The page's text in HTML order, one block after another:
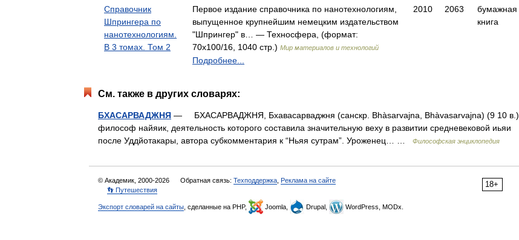
Справочник
Шпрингера по
нанотехнологиям.
В 3 томах. Том 2
Первое издание справочника по нанотехнологиям,
выпущенное крупнейшим немецким издательством
"Шпрингер" в… — Техносфера, (формат:
70x100/16, 1040 стр.) Мир материалов и технологий
Подробнее...
2010 2063
бумажная
книга
См. также в других словарях:
БХАСАРВАДЖНЯ — БХАСАРВАДЖНЯ, Бхавасарваджня (санскр. Bhàsarvajna, Bhàvasarvajna) (9 10 в.)
философ найяик, деятельность которого составила значительную веху в развитии средневековой иьяи
после Уддйотакары, автора субкомментария к “Ньяя сутрам”. Уроженец… …
Философская энциклопедия
18+
© Академик, 2000-2026 Обратная связь: Техподдержка Реклама на сайте
👣 Путешествия
Экспорт словарей на сайты , сделанные на PHP, Joomla, Drupal, WordPress, MODx.